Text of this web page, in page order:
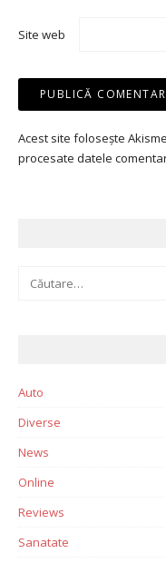
Site web
Acest site folosește
procesate datele
Caută
Auto
Diverse
News
Online
Reviews
Sanatate